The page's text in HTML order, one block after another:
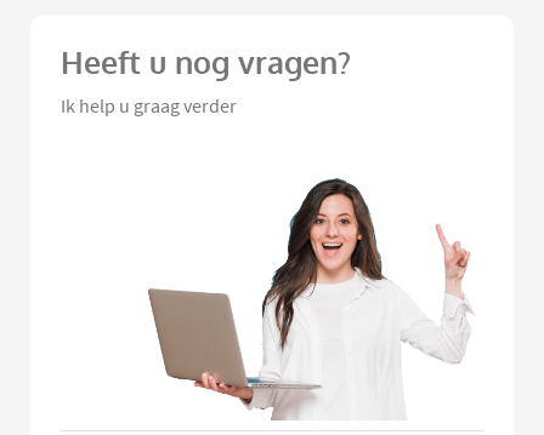
Heeft u nog vragen?
Ik help u graag verder